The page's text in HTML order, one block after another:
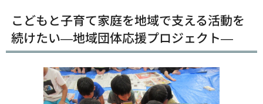
こどもと子育て家庭を地域で支える活動を
続けたい―地域団体応援プロジェクト―